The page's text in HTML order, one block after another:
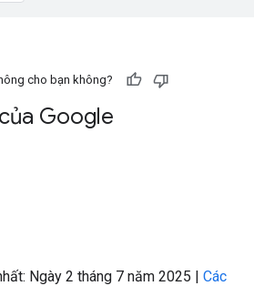
cho bạn không?
Google
Ngày 2 tháng 7 năm 2025 | Các